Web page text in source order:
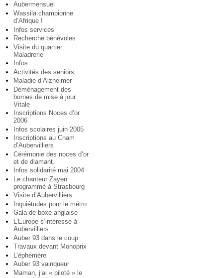
Aubermensuel
Wassila championne
d’Afrique !
Infos services
Recherche bénévoles
Visite du quartier
Maladrerie
Infos
Activités des seniors
Maladie d’Alzheimer
Déménagement des
bornes de mise à jour
Vitale
Inscriptions Noces d’or
2006
Infos scolaires juin 2005
Inscriptions au Cnam
d’Aubervilliers
Cérémonie des noces d’or
et de diamant.
Infos solidarité mai 2004
Le chanteur Zayen
programmé à Strasbourg
Visite d’Aubervilliers
Inquiétudes pour le métro
Gala de boxe anglaise
L’Europe s’intéresse à
Aubervilliers
Auber 93 dans le coup
Travaux devant Monoprix
L’éphémère
Auber 93 vainqueur
Maman, j’ai « piloté » le